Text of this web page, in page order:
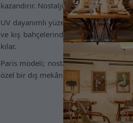
kazandırır. Nostaljik çizgileri modern
UV dayanımlı yüzey kaplaması,
ve kış bahçelerinde uzun ömürlü
kılar.
Paris modeli; nostaljik-modern çizgiyi
özel bir dış mekân sandalyesidir.